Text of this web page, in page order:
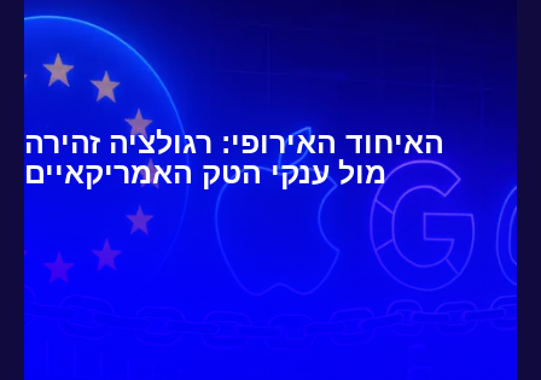
האיחוד האירופי: רגולציה זהירה
מול ענקי הטק האמריקאיים